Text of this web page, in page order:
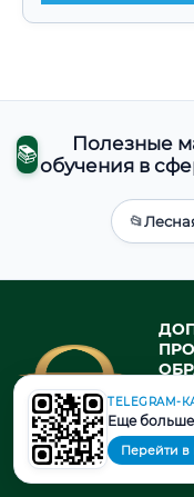
📚
Полезные
обучения в
📂
и
TELEGRAM-
Еще
Перейти в